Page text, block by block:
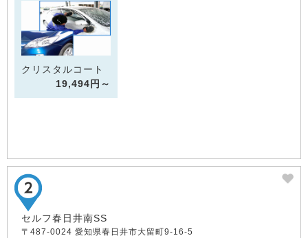
クリスタルコート
19,494円～
セルフ春日井南SS
〒487-0024 愛知県春日井市大留町9-16-5